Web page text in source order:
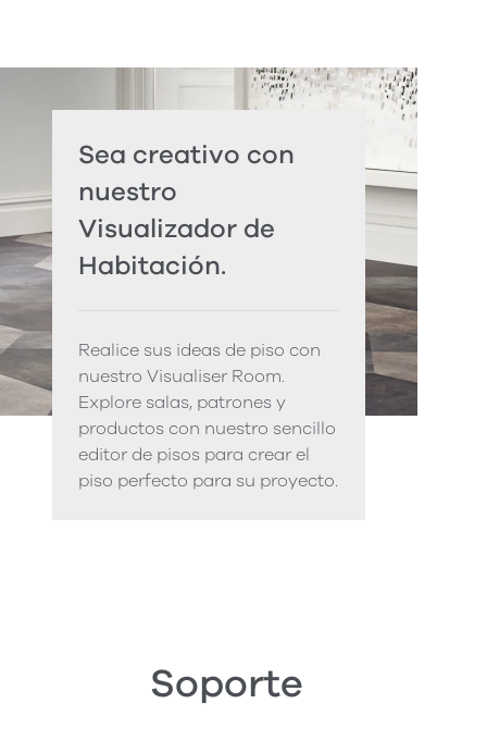
Sea creativo con
nuestro
Visualizador de
Habitación.
Realice sus ideas de piso con
nuestro Visualiser Room.
Explore salas, patrones y
productos con nuestro sencillo
editor de pisos para crear el
piso perfecto para su proyecto.
Soporte